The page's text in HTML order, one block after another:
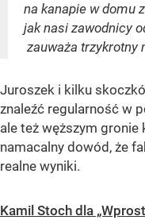
na kanapie w domu
jak nasi zawodnicy
zauważa trzykrotny
Juroszek i kilku
znaleźć regularność w
ale też węższym gronie
namacalny dowód, że
realne wyniki.
Kamil Stoch dla